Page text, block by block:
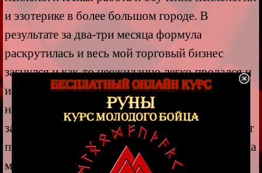
и эзотерике в более большом городе. В
результате за два-три месяца формула
раскрутилась и весь мой торговый бизнес
загнулся и как-то неожиданно легко продался и
исчез – и вот я уже переезжаю в город с
населением больше миллиона и начинаю
зарабатывать только этим и все получается. Вот
пример работы руны Эваз, которая переместила
меня под мой реальный запрос и желание и